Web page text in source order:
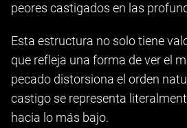
peores castigados en las
Esta estructura no solo tiene
que refleja una forma de ver el
pecado distorsiona el orden
castigo se representa
hacia lo más bajo.